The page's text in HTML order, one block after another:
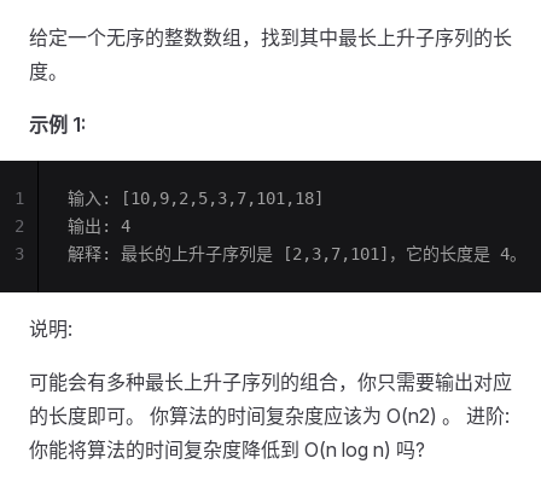
给定一个无序的整数数组，找到其中最长上升子序列的长
度。
示例 1:
输入: [10,9,2,5,3,7,101,18]
输出: 4
解释: 最长的上升子序列是 [2,3,7,101]，它的长度是 4。
1
2
3
说明:
可能会有多种最长上升子序列的组合，你只需要输出对应
的长度即可。 你算法的时间复杂度应该为 O(n2) 。 进阶:
你能将算法的时间复杂度降低到 O(n log n) 吗?